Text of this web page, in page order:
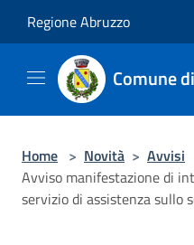
Regione Abruzzo
Comune
Home > Novità > Avvisi
Avviso manifestazione di
servizio di assistenza sullo